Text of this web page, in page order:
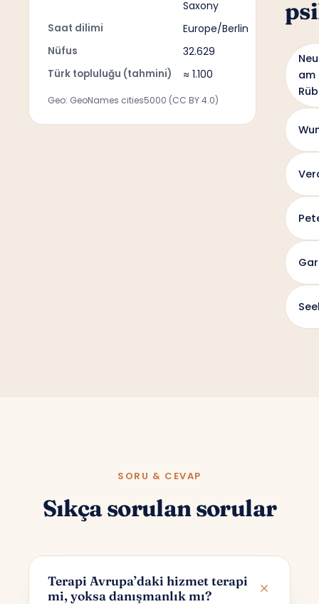
Saxony
Saat dilimi Europe/Berlin
Nüfus 32.629
Türk topluluğu (tahmini) ≈ 1.100
Geo: GeoNames cities5000 (CC BY 4.0)
am
SORU & CEVAP
Sıkça sorulan sorular
Terapi Avrupa’daki hizmet terapi
mi, yoksa danışmanlık mı?